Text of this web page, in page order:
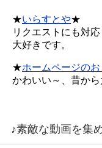
★いらすとや★
リクエストにも対
大好きです。
★ホームページの
かわいい～、昔から
♪素敵な動画を集